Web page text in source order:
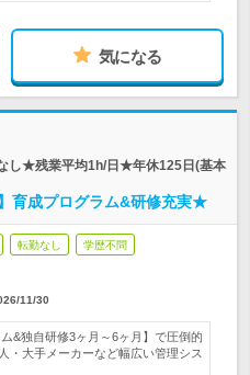
気になる
し★残業平均1h/日★年休125日(基本
育成プログラム&研修充実★
転勤なし 学歴不問
11/30
&独自研修3ヶ月～6ヶ月】で圧倒的
・大手メーカーなど幅広い管理シス